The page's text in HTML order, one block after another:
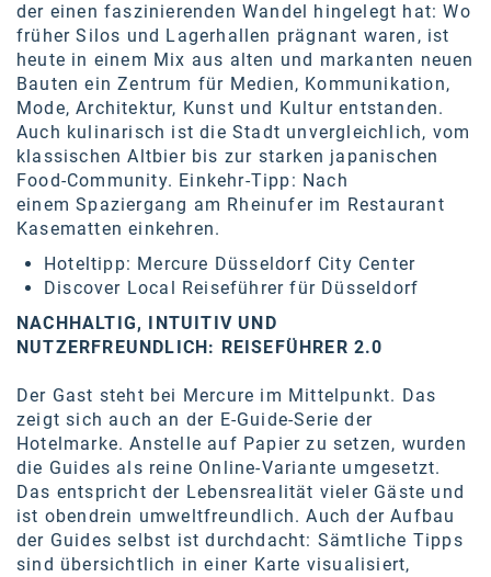
der einen faszinierenden Wandel hingelegt hat: Wo
früher Silos und Lagerhallen prägnant waren, ist
heute in einem Mix aus alten und markanten neuen
Bauten ein Zentrum für Medien, Kommunikation,
Mode, Architektur, Kunst und Kultur entstanden.
Auch kulinarisch ist die Stadt unvergleichlich, vom
klassischen Altbier bis zur starken japanischen
Food-Community. Einkehr-Tipp: Nach
einemSpaziergang am Rheinufer im Restaurant
Kasematten einkehren.
Hoteltipp: Mercure Düsseldorf City Center
Discover Local Reiseführer für Düsseldorf
NACHHALTIG, INTUITIV UND
NUTZERFREUNDLICH: REISEFÜHRER 2.0
Der Gast steht bei Mercure im Mittelpunkt. Das
zeigt sich auch an der E-Guide-Serie der
Hotelmarke. Anstelle auf Papier zu setzen, wurden
die Guides als reine Online-Variante umgesetzt.
Das entspricht der Lebensrealität vieler Gäste und
ist obendrein umweltfreundlich. Auch der Aufbau
der Guides selbst ist durchdacht: Sämtliche Tipps
sind übersichtlich in einer Karte visualisiert,